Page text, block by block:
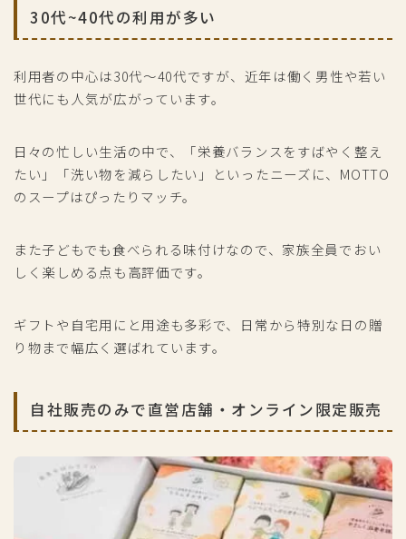
30代~40代の利用が多い
利用者の中心は30代～40代ですが、近年は働く男性や若い
世代にも人気が広がっています。
日々の忙しい生活の中で、「栄養バランスをすばやく整え
たい」「洗い物を減らしたい」といったニーズに、MOTTO
のスープはぴったりマッチ。
また子どもでも食べられる味付けなので、家族全員でおい
しく楽しめる点も高評価です。
ギフトや自宅用にと用途も多彩で、日常から特別な日の贈
り物まで幅広く選ばれています。
自社販売のみで直営店舗・オンライン限定販売